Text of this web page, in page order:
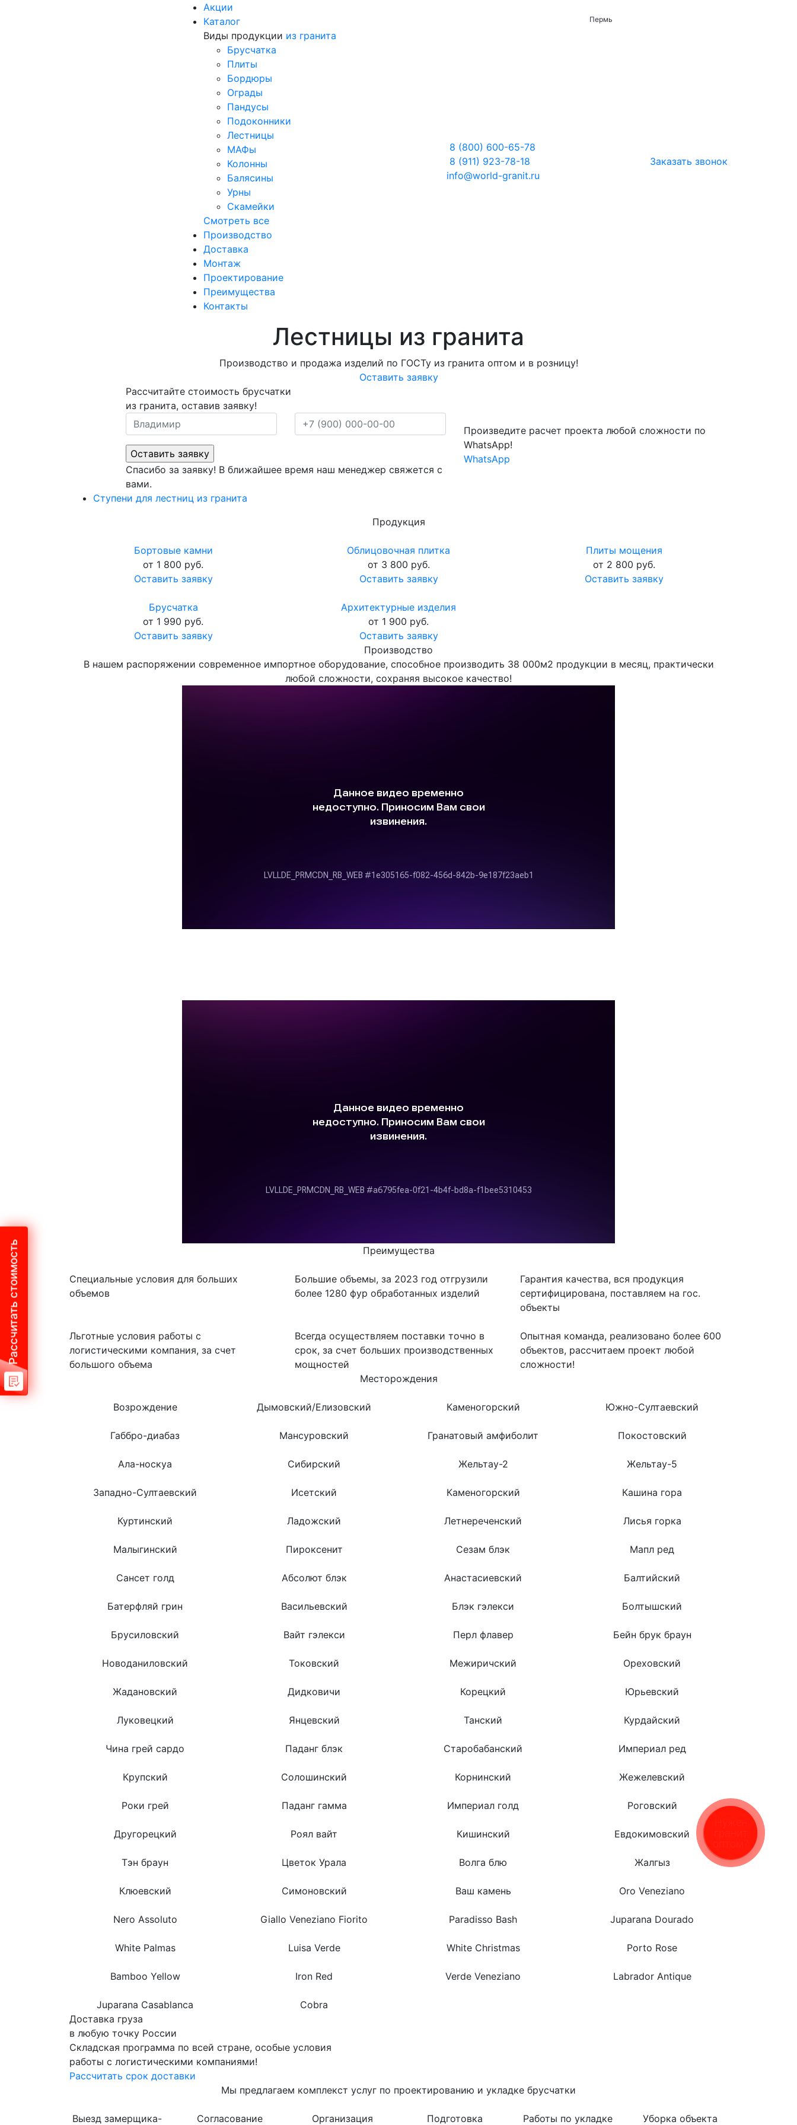
Акции
Каталог
Виды продукции из гранита
Брусчатка
Плиты
Бордюры
Ограды
Пандусы
Подоконники
Лестницы
МАФы
Колонны
Балясины
Урны
Скамейки
Смотреть все
Производство
Доставка
Монтаж
Проектирование
Преимущества
Контакты
Пермь
8 (800) 600-65-78
8 (911) 923-78-18
info@world-granit.ru
Заказать звонок
Лестницы из гранита
Производство и продажа изделий по ГОСТу из гранита оптом и в розницу!
Оставить заявку
Рассчитайте стоимость брусчатки
из гранита, оставив заявку!
Спасибо за заявку! В ближайшее время наш менеджер свяжется с
вами.
Произведите расчет проекта любой сложности по
WhatsApp!
WhatsApp
Ступени для лестниц из гранита
Продукция
Бортовые камни
от 1 800 руб.
Оставить заявку
Облицовочная плитка
от 3 800 руб.
Оставить заявку
Плиты мощения
от 2 800 руб.
Оставить заявку
Брусчатка
от 1 990 руб.
Оставить заявку
Архитектурные изделия
от 1 900 руб.
Оставить заявку
Производство
В нашем распоряжении современное импортное оборудование, способное производить 38 000м2 продукции в месяц, практически
любой сложности, сохраняя высокое качество!
Преимущества
Специальные условия для больших
объемов
Большие объемы, за 2023 год отгрузили
более 1280 фур обработанных изделий
Гарантия качества, вся продукция
сертифицирована, поставляем на гос.
объекты
Льготные условия работы с
логистическими компания, за счет
большого объема
Всегда осуществляем поставки точно в
срок, за счет больших производственных
мощностей
Опытная команда, реализовано более 600
объектов, рассчитаем проект любой
сложности!
Месторождения
Возрождение Дымовский/Елизовский Каменогорский Южно-Султаевский
Габбро-диабаз Мансуровский Гранатовый амфиболит Покостовский
Ала-носкуа Сибирский Жельтау-2 Жельтау-5
Западно-Султаевский Исетский Каменогорский Кашина гора
Куртинский Ладожский Летнереченский Лисья горка
Малыгинский Пироксенит Сезам блэк Мапл ред
Сансет голд Абсолют блэк Анастасиевский Балтийский
Батерфляй грин Васильевский Блэк гэлекси Болтышский
Брусиловский Вайт гэлекси Перл флавер Бейн брук браун
Новоданиловский Токовский Межиричский Ореховский
Жадановский Дидковичи Корецкий Юрьевский
Луковецкий Янцевский Танский Курдайский
Чина грей сардо Паданг блэк Старобабанский Империал ред
Крупский Солошинский Корнинский Жежелевский
Роки грей Паданг гамма Империал голд Роговский
Другорецкий Роял вайт Кишинский Евдокимовский
Тэн браун Цветок Урала Волга блю Жалгыз
Клюевский Симоновский Ваш камень Oro Veneziano
Nero Assoluto Giallo Veneziano Fiorito Paradisso Bash Juparana Dourado
White Palmas Luisa Verde White Christmas Porto Rose
Bamboo Yellow Iron Red Verde Veneziano Labrador Antique
Juparana Casablanca
Cobra
Доставка груза
в любую точку России
Складская программа по всей стране, особые условия
работы с логистическими компаниями!
Рассчитать срок доставки
Мы предлагаем комплекст услуг по проектированию и укладке брусчатки
Выезд замерщика- Согласование Организация Подготовка Работы по укладке Уборка объекта
Рассчитать стоимость